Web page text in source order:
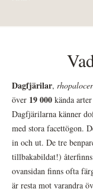
Dagfjärilar,
över 19 000 kända
Dagfjärilarna känner
med stora facettögon.
in och ut. De tre
tillbakabildat!) återfinns
ovansidan finns ofta
är resta mot varandra